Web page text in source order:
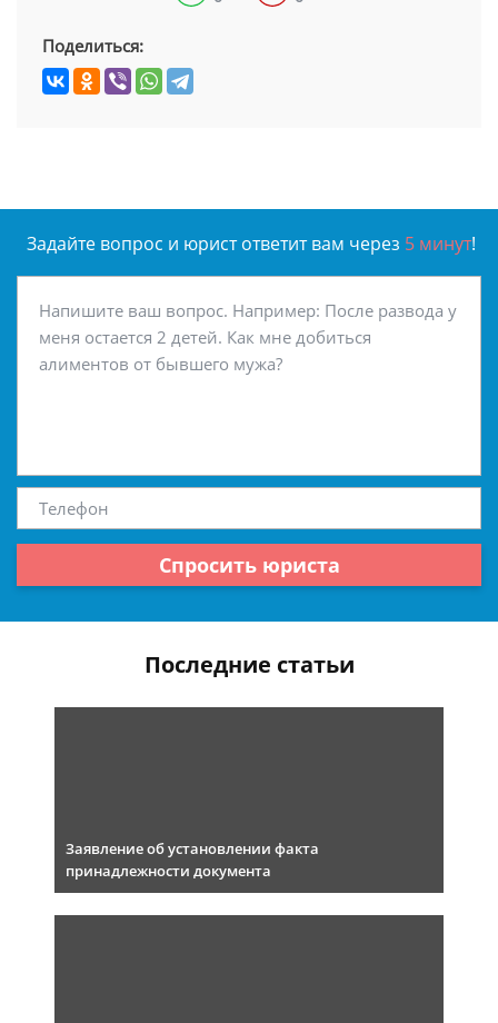
Поделиться:
Задайте вопрос и юрист ответит вам через 5 минут!
Спросить юриста
Последние статьи
Заявление об установлении факта
принадлежности документа